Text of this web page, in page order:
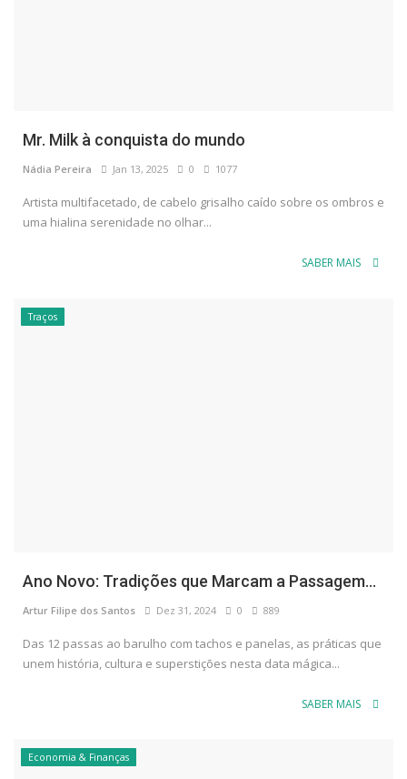
Mr. Milk à conquista do mundo
Nádia Pereira Jan 13, 2025 0 1077
Artista multifacetado, de cabelo grisalho caído sobre os ombros e
uma hialina serenidade no olhar...
SABER MAIS
Traços
Ano Novo: Tradições que Marcam a Passagem...
Artur Filipe dos Santos Dez 31, 2024 0 889
Das 12 passas ao barulho com tachos e panelas, as práticas que
unem história, cultura e superstições nesta data mágica...
SABER MAIS
Economia & Finanças